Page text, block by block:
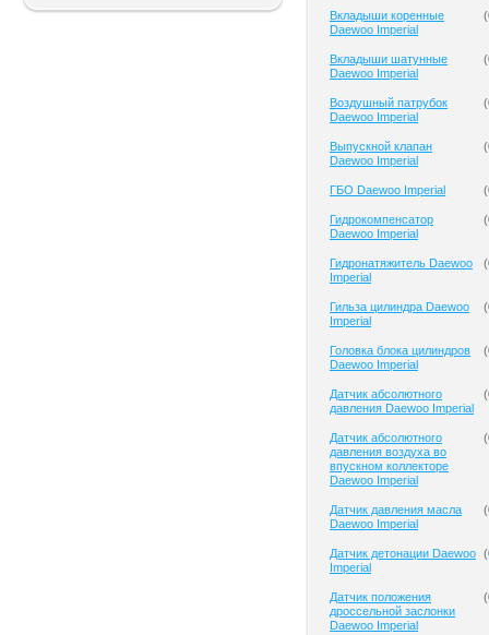
Вкладыши коренные
Daewoo Imperial
(
Вкладыши шатунные
Daewoo Imperial
(
Воздушный патрубок
Daewoo Imperial
(
Выпускной клапан
Daewoo Imperial
(
ГБО Daewoo Imperial (
Гидрокомпенсатор
Daewoo Imperial
(
Гидронатяжитель Daewoo
Imperial
(
Гильза цилиндра Daewoo
Imperial
(
Головка блока цилиндров
Daewoo Imperial
(
Датчик абсолютного
давления Daewoo Imperial
(
Датчик абсолютного
давления воздуха во
впускном коллекторе
Daewoo Imperial
(
Датчик давления масла
Daewoo Imperial
(
Датчик детонации Daewoo
Imperial
(
Датчик положения
дроссельной заслонки
Daewoo Imperial
(